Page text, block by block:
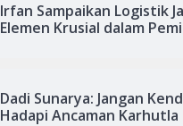
Irfan Sampaikan Logistik
Elemen Krusial dalam
Dadi Sunarya: Jangan
Hadapi Ancaman Karhutla